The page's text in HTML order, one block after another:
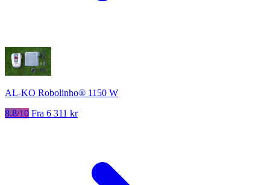
AL-KO Robolinho® 1150 W
8.8/10 Fra 6 311 kr